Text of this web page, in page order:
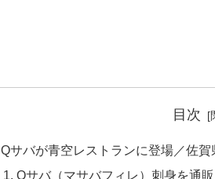
目次
Qサバが青空レストランに登場／佐賀
Qサバ（マサバフィレ）刺身を通